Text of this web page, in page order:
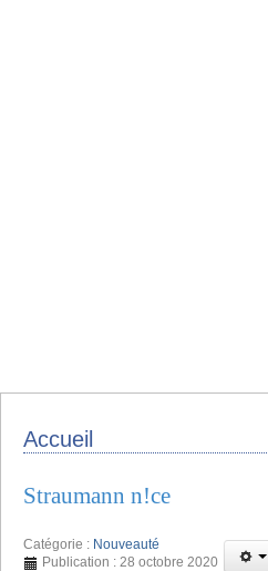
Accueil
Straumann n!ce
Catégorie : Nouveauté
Publication : 28 octobre 2020